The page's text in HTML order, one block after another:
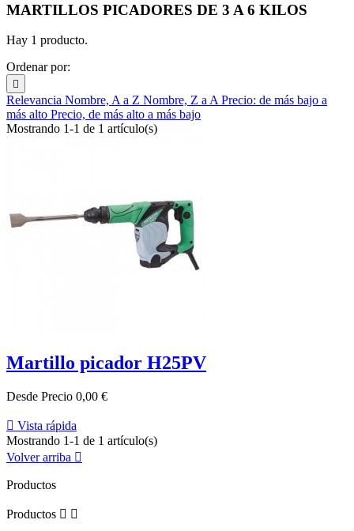
MARTILLOS PICADORES DE 3 A 6 KILOS
Hay 1 producto.
Ordenar por:

Relevancia Nombre, A a Z Nombre, Z a A Precio: de más bajo a
más alto Precio, de más alto a más bajo
Mostrando 1-1 de 1 artículo(s)
Martillo picador H25PV
Desde Precio 0,00 €
 Vista rápida
Mostrando 1-1 de 1 artículo(s)
Volver arriba 
Productos
Productos  